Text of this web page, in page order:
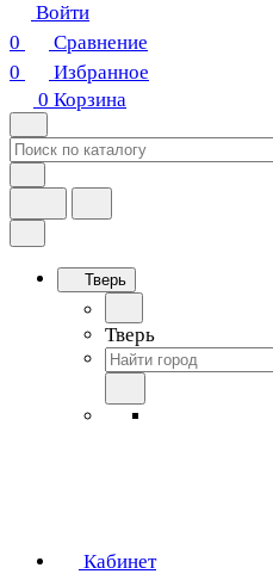
Войти
0
Сравнение
0
Избранное
0 Корзина
Тверь
Тверь
Кабинет